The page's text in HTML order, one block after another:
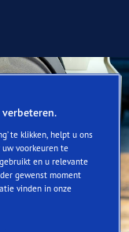
te klikken, helpt u ons
voorkeuren te
en u relevante
gewenst moment
vinden in onze